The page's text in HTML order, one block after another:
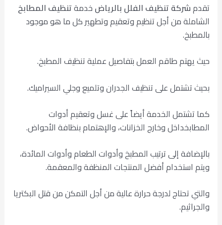
تقدمشركة تنظيف الفلل بالرياض خدمةتنظيف المطابخ
الشاملة من أجل تنظيم وتعقيم وتطهير كل ما هو موجود
بالمطبخ.
حيث يهتم طاقم العمل بتفاصيل عملية تنظيف المطبخ.
بحيث تشتمل على تنظيف الجدران وتلميع وجلي السيراميك.
كما تشتمل الخدمة أيضاً على غسل وتعقيم أدوات
المطابخداخل وخارج الخزانات، والإهتمام بنظافة الأحواض.
بالإضافة إلى ترتيب المطبخ وأدوات الطعام وأدوات المائدة،
ويتم استخدام أفضل المنتجات المنظفة والمعقمة.
والتي تحتاج لدرجة حرارة عالية من أجل التمكن من قتل البكتريا
والجراثيم.